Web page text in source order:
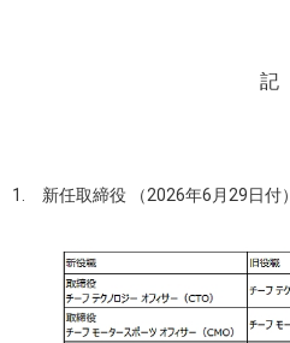
記
1. 新任取締役 （2026年6月29日付）